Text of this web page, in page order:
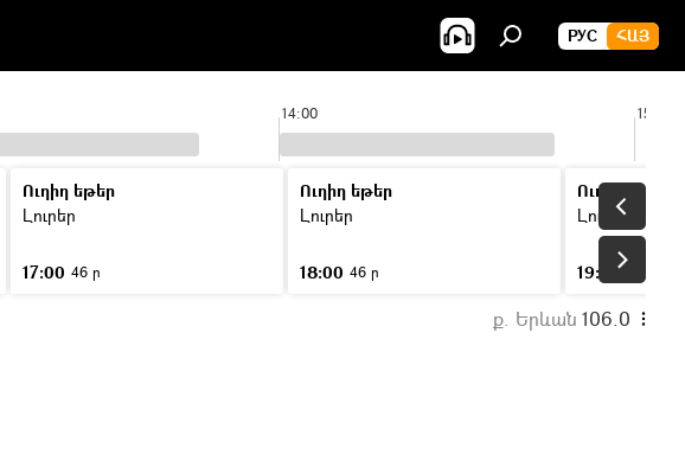
РУС ՀԱՅ
14:00 15:00
Ուղիղ եթեր
Լուրեր
17:00 46 ր
Ուղիղ եթեր
Լուրեր
18:00 46 ր
Ուղիղ եթեր
Լուրեր
19:00
ք. Երևան 106.0